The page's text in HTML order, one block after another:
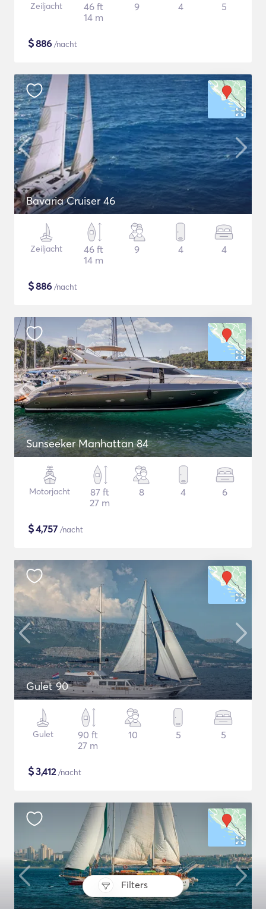
Filters
Zeiljacht
46 ft
14 m
9 4 5
$886 /nacht
Bavaria Cruiser 46
Zeiljacht
46 ft
14 m
9 4 4
$886 /nacht
Sunseeker Manhattan 84
Motorjacht
87 ft
27 m
8 4 6
$4,757 /nacht
Gulet 90
Gulet
90 ft
27 m
10 5 5
$3,412/nacht